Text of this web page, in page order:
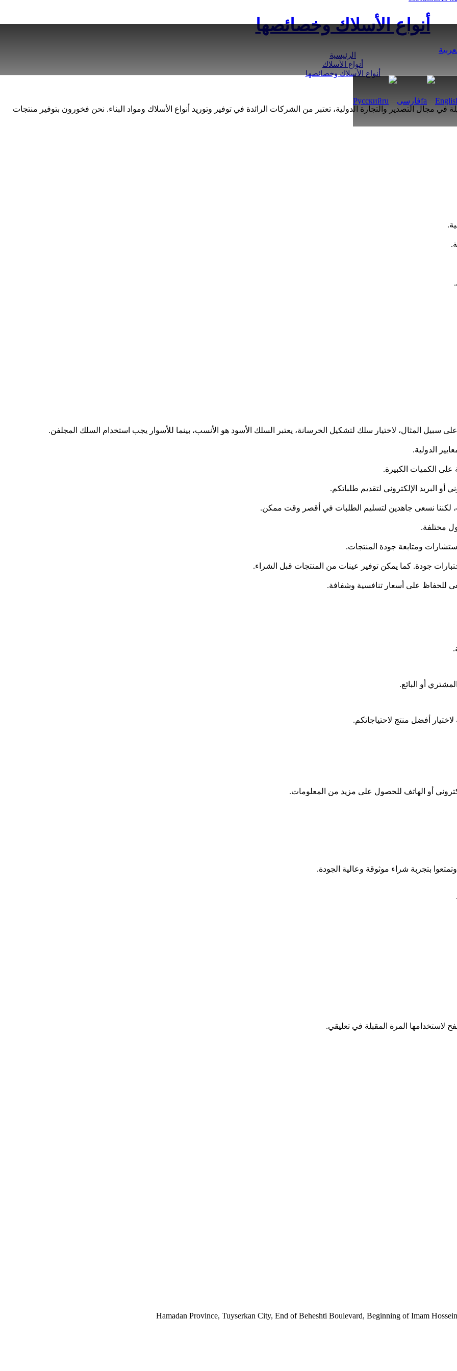
فارسی Русский
أنواع الأسلاك وخصائصها
الرئيسية
أنواع الأسلاك
أنواع الأسلاك وخصائصها
في مجال التصدير والتجارة الدولية، تعتبر من الشركات الرائدة في توفير وتوريد أنواع الأسلاك ومواد البناء. نحن فخورون بتوفير منتجات
سبيل المثال، لاختيار سلك لتشكيل الخرسانة، يعتبر السلك الأسود هو الأنسب، بينما للأسوار يجب استخدام السلك المجلفن.
على الكميات الكبيرة.
أو البريد الإلكتروني لتقديم طلباتكم.
لكننا نسعى جاهدين لتسليم الطلبات في أقصر وقت ممكن.
مختلفة.
ومتابعة جودة المنتجات.
جودة. كما يمكن توفير عينات من المنتجات قبل الشراء.
للحفاظ على أسعار تنافسية وشفافة.
أو البائع.
أفضل منتج لاحتياجاتكم.
أو الهاتف للحصول على مزيد من المعلومات.
بتجربة شراء موثوقة وعالية الجودة.
لاستخدامها المرة المقبلة في تعليقي.
Hamadan Province, Tuyserkan City, End of Beheshti Boulevard, Beginning of Imam